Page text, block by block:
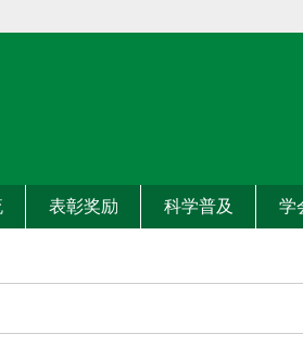
表彰奖励 科学普及 学